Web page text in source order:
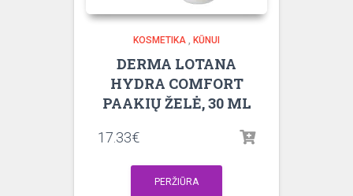
KOSMETIKA , KŪNUI
DERMA LOTANA
HYDRA COMFORT
PAAKIŲ ŽELĖ, 30 ML
17.33€
PERŽIŪRA